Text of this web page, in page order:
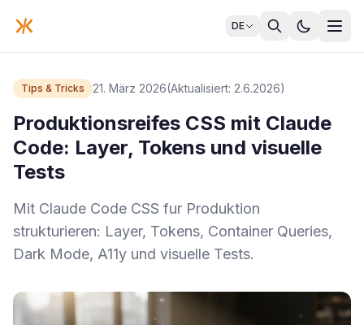
DE
Tips & Tricks 21. März 2026(Aktualisiert: 2.6.2026)
Produktionsreifes CSS mit Claude
Code: Layer, Tokens und visuelle
Tests
Mit Claude Code CSS fur Produktion
strukturieren: Layer, Tokens, Container Queries,
Dark Mode, A11y und visuelle Tests.